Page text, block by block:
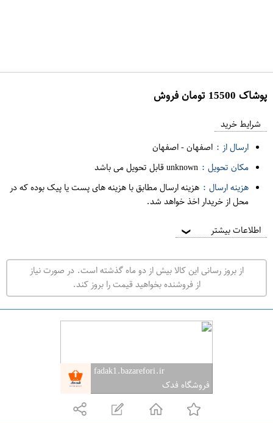
پوشاک 15500 تومان فروش
ف
ر
و
ت
ه
ر
ا
ص
ه
ا
شرایط خرید
ارسال از : اصفهان-اصفهان
مکان تحویل : unknown قابل تحویل می باشد
هزینه ارسال : هزینه ارسال مطابق با هزینه های پست یا پیک بوده که در
محل از خریدار اخذ خواهد شد.
اطلاعات بیشتر ❯
از بروز رسانی این کالا بیش از دو ماه گذشته است. در صورت نیاز
از فروشنده بخواهید قیمت را بروز کند.
fadak1.bazarefori.ir
فروشگاه فدک